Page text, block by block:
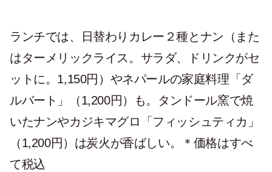
ランチでは、日替わりカレー２種とナン（また
はターメリックライス。サラダ、ドリンクがセ
ットに。1,150円）やネパールの家庭料理「ダ
ルバート」（1,200円）も。タンドール窯で焼
いたナンやカジキマグロ「フィッシュティカ」
（1,200円）は炭火が香ばしい。＊価格はすべ
て税込